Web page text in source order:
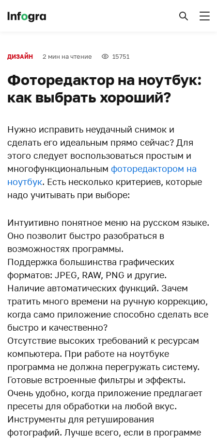
ДИЗАЙН 2 мин на чтение 15751
Фоторедактор на ноутбук:
как выбрать хороший?
Нужно исправить неудачный снимок и
сделать его идеальным прямо сейчас? Для
этого следует воспользоваться простым и
многофункциональным фоторедактором на
ноутбук. Есть несколько критериев, которые
надо учитывать при выборе:
Интуитивно понятное меню на русском языке.
Оно позволит быстро разобраться в
возможностях программы.
Поддержка большинства графических
форматов: JPEG, RAW, PNG и другие.
Наличие автоматических функций. Зачем
тратить много времени на ручную коррекцию,
когда само приложение способно сделать все
быстро и качественно?
Отсутствие высоких требований к ресурсам
компьютера. При работе на ноутбуке
программа не должна перегружать систему.
Готовые встроенные фильтры и эффекты.
Очень удобно, когда приложение предлагает
пресеты для обработки на любой вкус.
Инструменты для ретуширования
фотографий. Лучше всего, если в программе